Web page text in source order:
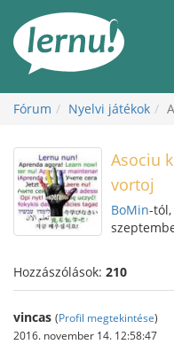
Fórum Nyelvi játékok
Asociu
vortoj
BoMin-tól,
Hozzászólások: 210
vincas (Profil megtekintése)
2016. november 14. 12:58:47